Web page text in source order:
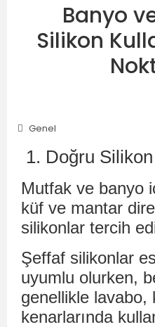
Banyo
Silikon
Genel
1. Doğru
Mutfak ve banyo
küf ve mantar
silikonlar tercih
Şeffaf silikonlar
uyumlu olurken,
genellikle
kenarlarında